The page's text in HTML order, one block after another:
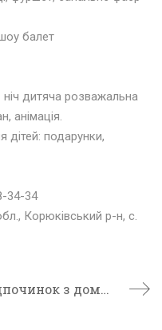
балет
дитяча розважальна
анімація.
дітей: подарунки,
34-34
Корюківський р-н, с.
Відпочинок з домашніми улюбленцями.